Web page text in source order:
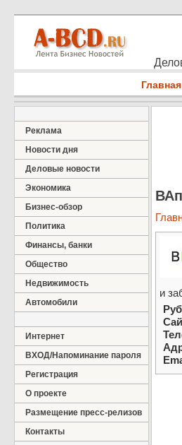
Главная
Реклама
Новости дня
Деловые новости
Экономика
Бизнес-обзор
Политика
Финансы, банки
Общество
Недвижимость
Автомобили
Интернет
ВХОД/Напоминание пароля
Регистрация
О проекте
Размещение пресс-релизов
Контакты
и